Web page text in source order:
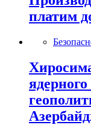
платим